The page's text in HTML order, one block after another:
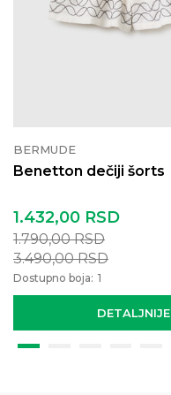
BERMUDE
Benetton dečiji šorts
DETALJNIJE
1.432,00 RSD
1.790,00RSD
3.490,00RSD
Dostupno boja: 1